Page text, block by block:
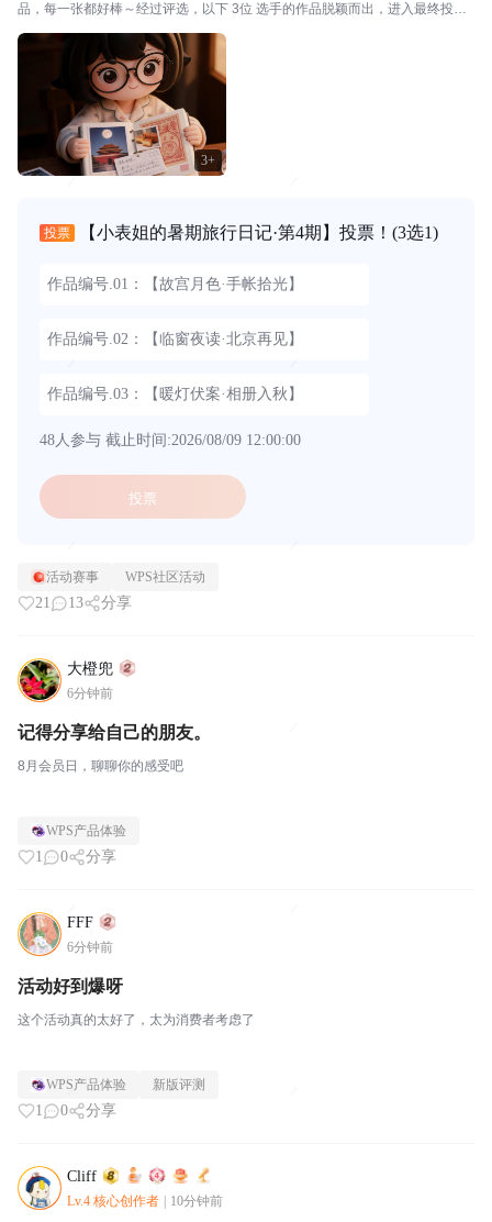
3+
品，每一张都好棒～经过评选，以下 3位 选手的作品脱颖而出，进入最终投
票！🗳️ 入选作品🔴作品编号.01：【故宫月色·手帐拾光】创作者：帅羊帅提示
词/思路：小表姐穿着家居装，坐在在家中的书...
投票 【小表姐的暑期旅行日记·第4期】投票！ (3选1)
作品编号.01：【故宫月色·手帐拾光】
作品编号.02：【临窗夜读·北京再见】
作品编号.03：【暖灯伏案·相册入秋】
48人参与 截止时间:2026/08/09 12:00:00
投票
活动赛事 WPS社区活动
21 13 分享
大橙兜
6分钟前
记得分享给自己的朋友。
8月会员日，聊聊你的感受吧
WPS产品体验
1 0 分享
FFF
6分钟前
活动好到爆呀
这个活动真的太好了，太为消费者考虑了
WPS产品体验 新版评测
1 0 分享
Cliff
Lv.4 核心创作者 10分钟前